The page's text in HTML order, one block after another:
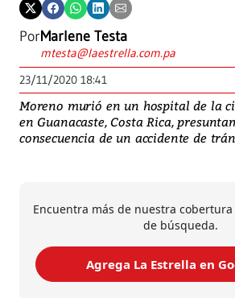
PorMarlene Testa
mtesta@laestrella.com.pa
23/11/2020 18:41
Moreno murió en un hospital de la
en Guanacaste, Costa Rica,
consecuencia de un accidente de
Encuentra más de nuestra
de búsqueda.
Agrega La Estrella en